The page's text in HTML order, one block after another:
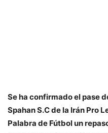
Se ha confirmado el pase
Spahan S.C de la Irán Pro
Palabra de Fútbol un